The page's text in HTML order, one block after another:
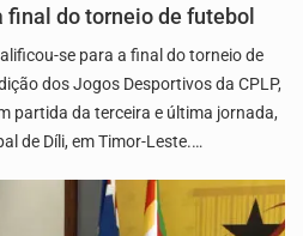
do torneio de futebol
se para a final do torneio de
dos Jogos Desportivos da CPLP,
partida da terceira e última jornada,
de Díli, em Timor-Leste.…